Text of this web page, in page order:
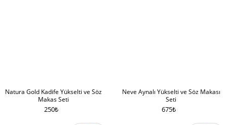
Natura Gold Kadife Yükselti ve Söz
Makas Seti
250₺
Neve Aynalı Yükselti ve Söz Makası
Seti
675₺